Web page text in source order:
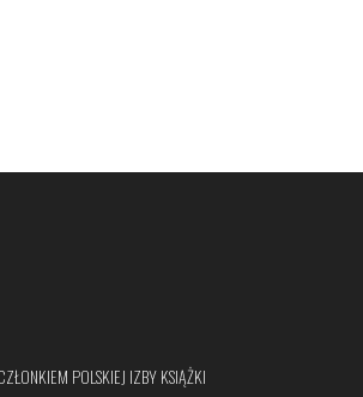
POLSKIEJ IZBY KSIĄŻKI